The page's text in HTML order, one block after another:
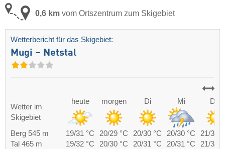
0,6 km vom Ortszentrum zum Skigebiet
Wetterbericht für das Skigebiet:
Mugi – Netstal
Wetter im
Skigebiet
heute morgen Di Mi Do
Berg 545 m 19/31 °C 20/29 °C 20/30 °C 20/30 °C
21/30
Tal 465 m
19/32 °C 20/30 °C 20/31 °C 20/31 °C 21/31